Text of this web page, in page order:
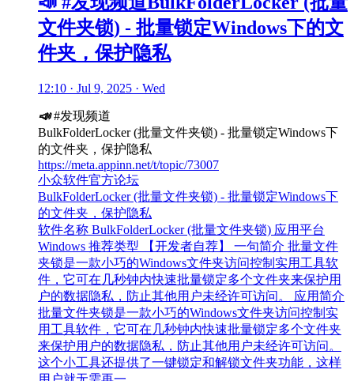
文件夹锁) - 批量锁定Windows下的文
件夹，保护隐私
12:10 · Jul 9, 2025 · Wed
📣#发现频道
BulkFolderLocker (批量文件夹锁) - 批量锁定Windows下
的文件夹，保护隐私
https://meta.appinn.net/t/topic/73007
小众软件官方论坛
BulkFolderLocker (批量文件夹锁) - 批量锁定Windows下
的文件夹，保护隐私
软件名称 BulkFolderLocker (批量文件夹锁) 应用平台
Windows 推荐类型 【开发者自荐】 一句简介 批量文件
夹锁是一款小巧的Windows文件夹访问控制实用工具软
件，它可在几秒钟内快速批量锁定多个文件夹来保护用
户的数据隐私，防止其他用户未经许可访问。 应用简介
批量文件夹锁是一款小巧的Windows文件夹访问控制实
用工具软件，它可在几秒钟内快速批量锁定多个文件夹
来保护用户的数据隐私，防止其他用户未经许可访问。
这个小工具还提供了一键锁定和解锁文件夹功能，这样